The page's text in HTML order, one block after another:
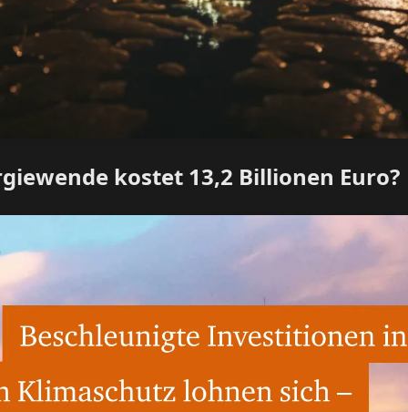
kostet 13,2 Billionen Euro?